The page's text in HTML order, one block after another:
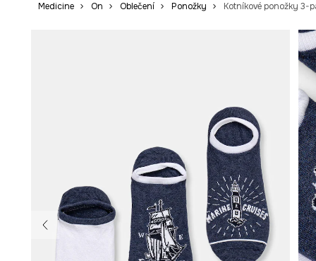
Medicine On Oblečení Ponožky Kotníkové ponožky 3-